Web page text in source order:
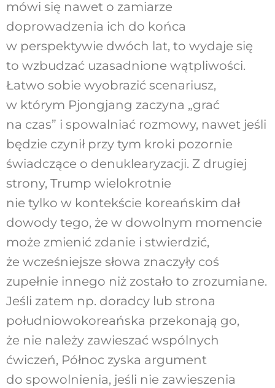
mówi się nawet o zamiarze
doprowadzenia ich do końca
w perspektywie dwóch lat, to wydaje się
to wzbudzać uzasadnione wątpliwości.
Łatwo sobie wyobrazić scenariusz,
w którym Pjongjang zaczyna „grać
na czas” i spowalniać rozmowy, nawet jeśli
będzie czynił przy tym kroki pozornie
świadczące o denuklearyzacji. Z drugiej
strony, Trump wielokrotnie
nie tylko w kontekście koreańskim dał
dowody tego, że w dowolnym momencie
może zmienić zdanie i stwierdzić,
że wcześniejsze słowa znaczyły coś
zupełnie innego niż zostało to zrozumiane.
Jeśli zatem np. doradcy lub strona
południowokoreańska przekonają go,
że nie należy zawieszać wspólnych
ćwiczeń, Północ zyska argument
do spowolnienia, jeśli nie zawieszenia